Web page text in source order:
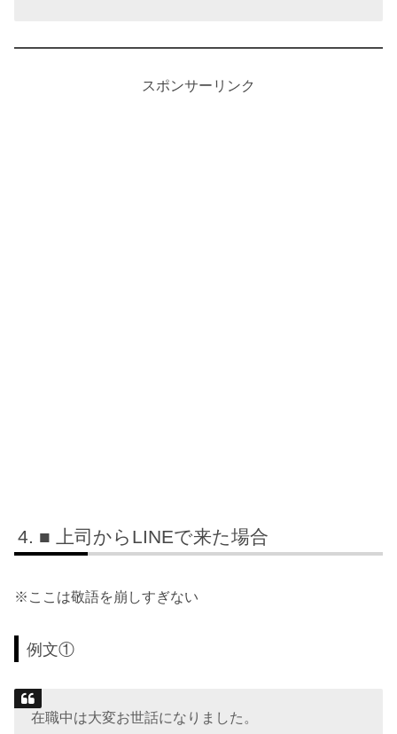
スポンサーリンク
■ 上司からLINEで来た場合
※ここは敬語を崩しすぎない
例文①
在職中は大変お世話になりました。